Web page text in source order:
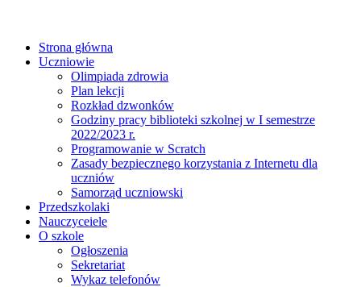
Strona główna
Uczniowie
Olimpiada zdrowia
Plan lekcji
Rozkład dzwonków
Godziny pracy biblioteki szkolnej w I semestrze
2022/2023 r.
Programowanie w Scratch
Zasady bezpiecznego korzystania z Internetu dla
uczniów
Samorząd uczniowski
Przedszkolaki
Nauczyceiele
O szkole
Ogłoszenia
Sekretariat
Wykaz telefonów